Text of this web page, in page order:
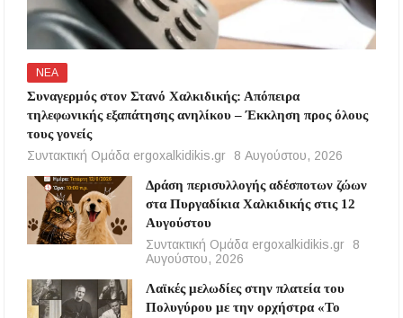
ΝΕΑ
Συναγερμός στον Στανό Χαλκιδικής: Απόπειρα
τηλεφωνικής εξαπάτησης ανηλίκου – Έκκληση προς όλους
τους γονείς
Συντακτική Ομάδα ergoxalkidikis.gr
8 Αυγούστου, 2026
Δράση περισυλλογής αδέσποτων ζώων
στα Πυργαδίκια Χαλκιδικής στις 12
Αυγούστου
Συντακτική Ομάδα ergoxalkidikis.gr
8
Αυγούστου, 2026
Λαϊκές μελωδίες στην πλατεία του
Πολυγύρου με την ορχήστρα «Το